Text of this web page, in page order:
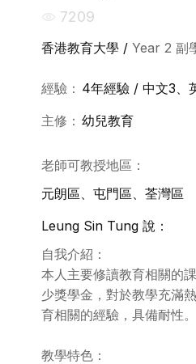
7209
香港教育大學 / Year 2 副
經驗： 4年經驗 / 中文3、
主修： 幼兒教育
老師可教授地區：
元朗區、屯門區、荃灣區
Leung Sin Tung 說：
自我介紹：
本人主要修讀教育相關的
少獎學金，對於教學充滿
育相關的經驗，具備耐性。
教學特色：